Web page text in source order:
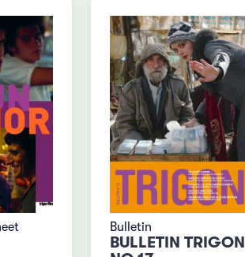
Bulletin
BULLETIN TRIGON